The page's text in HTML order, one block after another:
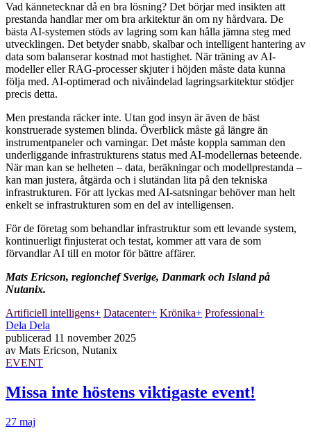
Vad kännetecknar då en bra lösning? Det börjar med insikten att
prestanda handlar mer om bra arkitektur än om ny hårdvara. De
bästa AI-systemen stöds av lagring som kan hålla jämna steg med
utvecklingen. Det betyder snabb, skalbar och intelligent hantering av
data som balanserar kostnad mot hastighet. När träning av AI-
modeller eller RAG-processer skjuter i höjden måste data kunna
följa med. AI-optimerad och nivåindelad lagringsarkitektur stödjer
precis detta.
Men prestanda räcker inte. Utan god insyn är även de bäst
konstruerade systemen blinda. Överblick måste gå längre än
instrumentpaneler och varningar. Det måste koppla samman den
underliggande infrastrukturens status med AI-modellernas beteende.
När man kan se helheten – data, beräkningar och modellprestanda –
kan man justera, åtgärda och i slutändan lita på den tekniska
infrastrukturen. För att lyckas med AI-satsningar behöver man helt
enkelt se infrastrukturen som en del av intelligensen.
För de företag som behandlar infrastruktur som ett levande system,
kontinuerligt finjusterat och testat, kommer att vara de som
förvandlar AI till en motor för bättre affärer.
Mats Ericson, regionchef Sverige, Danmark och Island på
Nutanix.
Artificiell intelligens+ Datacenter+ Krönika+ Professional+
Dela Dela
publicerad 11 november 2025
av Mats Ericson, Nutanix
EVENT
Missa inte höstens viktigaste event!
27 maj